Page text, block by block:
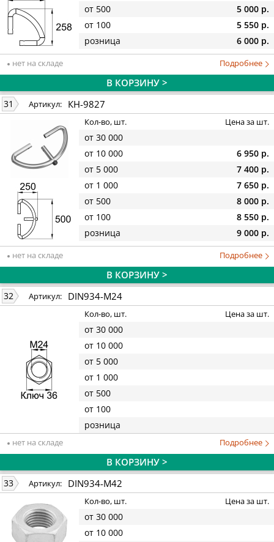
от 500
5 000 р.
от 100
5 550 р.
розница
6 000 р.
нет на складе Подробнее
В КОРЗИНУ >
31 Артикул: КН-9827
Кол-во, шт. Цена за шт.
от 30 000
от 10 000
6 950 р.
от 5 000
7 400 р.
от 1 000
7 650 р.
от 500
8 000 р.
от 100
8 550 р.
розница
9 000 р.
нет на складе Подробнее
В КОРЗИНУ >
32 Артикул: DIN934-M24
Кол-во, шт. Цена за шт.
от 30 000
от 10 000
от 5 000
от 1 000
от 500
от 100
розница
нет на складе Подробнее
В КОРЗИНУ >
33 Артикул: DIN934-M42
Кол-во, шт. Цена за шт.
от 30 000
от 10 000